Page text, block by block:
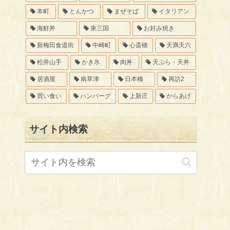
本町 とんかつ まぜそば イタリアン
海鮮丼 東三国 お好み焼き
新梅田食道街 中崎町 心斎橋 天満天六
松井山手 かき氷 肉丼 天ぷら・天丼
居酒屋 南草津 日本橋 再訪2
買い食い ハンバーグ 上新庄 からあげ
サイト内検索